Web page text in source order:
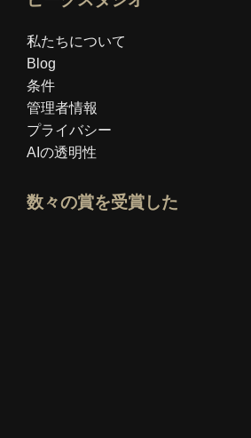
私たちについて
Blog
条件
管理者情報
プライバシー
AIの透明性
数々の賞を受賞した